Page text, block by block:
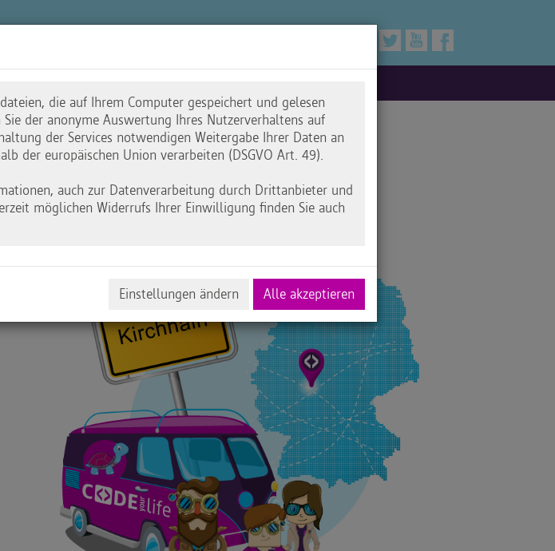
die auf Ihrem Computer gespeichert und gelesen
Sie der anonyme Auswertung Ihres Nutzerverhaltens auf
der Services notwendigen Weitergabe Ihrer Daten an
der europäischen Union verarbeiten (DSGVO Art. 49).
auch zur Datenverarbeitung durch Drittanbieter und
möglichen Widerrufs Ihrer Einwilligung finden Sie auch
Einstellungen ändern Alle akzeptieren